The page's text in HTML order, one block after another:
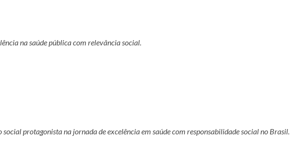
na saúde pública com relevância social.
social protagonista na jornada de excelência em saúde com responsabilidade social no Brasil.